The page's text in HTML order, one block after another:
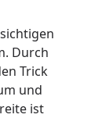
Durch
Trick
und
ist